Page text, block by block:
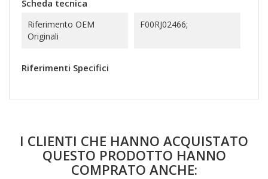
Scheda tecnica
Riferimento OEM
Originali
F00RJ02466;
Riferimenti Specifici
I CLIENTI CHE HANNO ACQUISTATO
QUESTO PRODOTTO HANNO
COMPRATO ANCHE: